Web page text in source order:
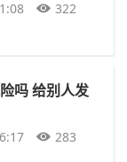
322
吗 给别人发
283